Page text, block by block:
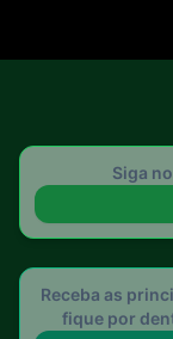
Siga
Receba as
fique por